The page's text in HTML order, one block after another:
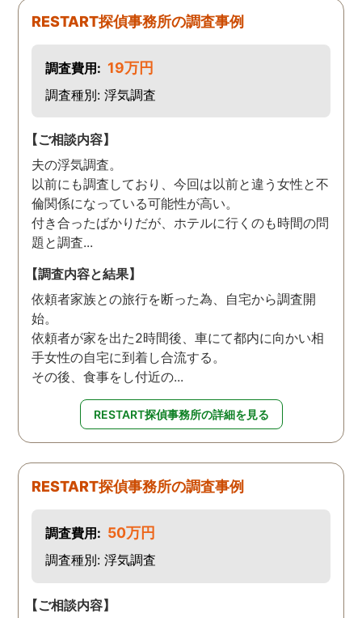
RESTART探偵事務所の調査事例
調査費用: 19万円
調査種別: 浮気調査
【ご相談内容】
夫の浮気調査。
以前にも調査しており、今回は以前と違う女性と不
倫関係になっている可能性が高い。
付き合ったばかりだが、ホテルに行くのも時間の問
題と調査...
【調査内容と結果】
依頼者家族との旅行を断った為、自宅から調査開
始。
依頼者が家を出た2時間後、車にて都内に向かい相
手女性の自宅に到着し合流する。
その後、食事をし付近の...
RESTART探偵事務所の詳細を見る
RESTART探偵事務所の調査事例
調査費用: 50万円
調査種別: 浮気調査
【ご相談内容】